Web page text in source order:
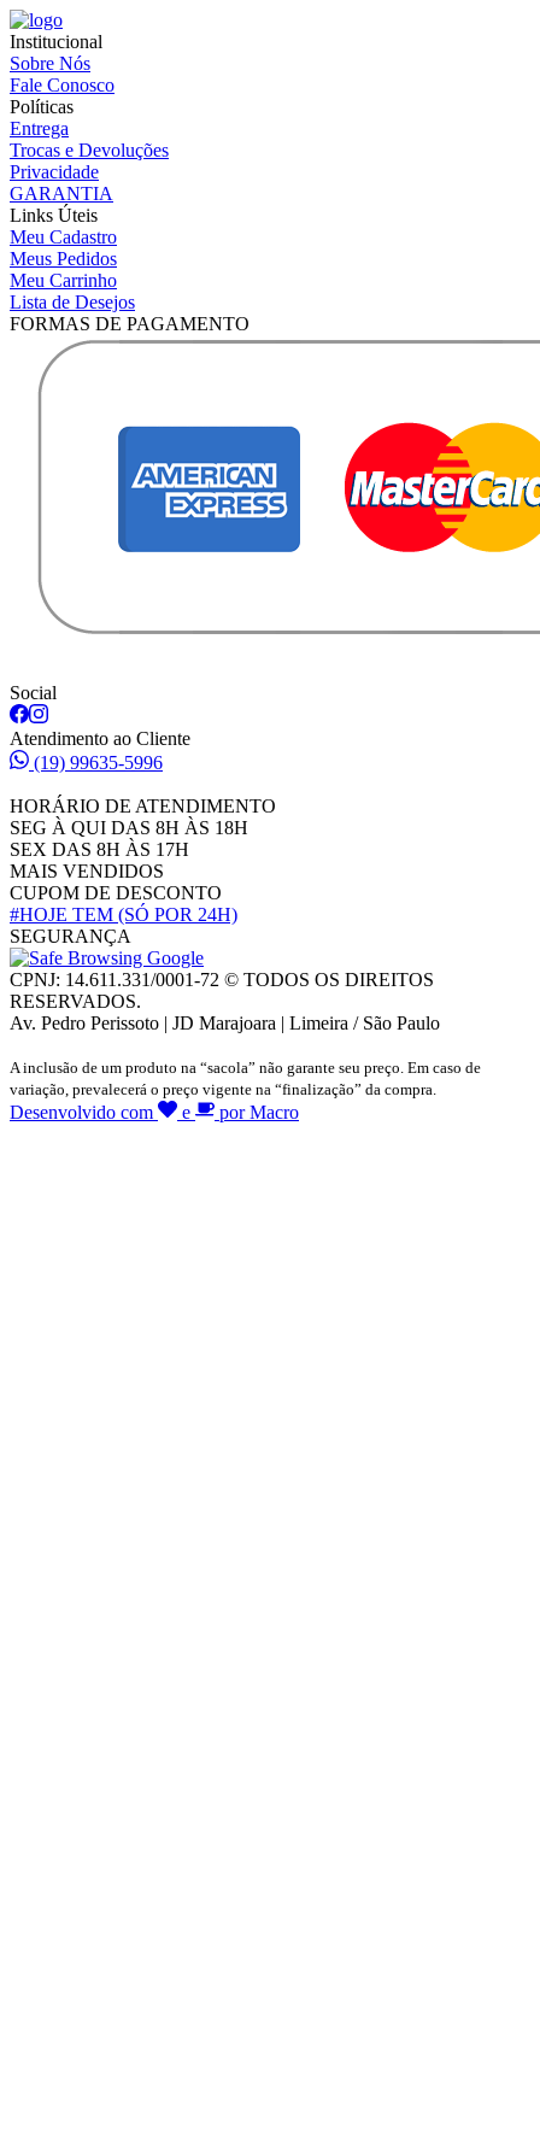
Institucional
Sobre Nós
Fale Conosco
Políticas
Entrega
Trocas e Devoluções
Privacidade
GARANTIA
Links Úteis
Meu Cadastro
Meus Pedidos
Meu Carrinho
Lista de Desejos
FORMAS DE PAGAMENTO
Social
Atendimento ao Cliente
(19) 99635-5996
HORÁRIO DE ATENDIMENTO
SEG À QUI DAS 8H ÀS 18H
SEX DAS 8H ÀS 17H
MAIS VENDIDOS
CUPOM DE DESCONTO
#HOJE TEM (SÓ POR 24H)
SEGURANÇA
CPNJ: 14.611.331/0001-72 © TODOS OS DIREITOS
RESERVADOS.
Av. Pedro Perissoto | JD Marajoara | Limeira / São Paulo
A inclusão de um produto na “sacola” não garante seu preço. Em caso de
variação, prevalecerá o preço vigente na “finalização” da compra.
Desenvolvido com e por Macro